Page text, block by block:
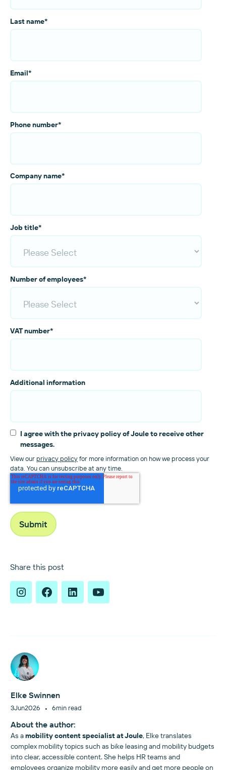
Last name*
Email*
Phone number*
Company name*
Job title*
Number of employees*
VAT number*
Additional information
I agree with the privacy policy of Joule to receive other
messages.
View our privacy policyfor more information on how we process your
data. You can unsubscribe at any time.
Share this post
Elke Swinnen
3Jun2026 • 6min read
About the author:
As amobility content specialist at Joule, Elke translates
complex mobility topics such as bike leasing and mobility budgets
into clear, accessible content. She helps HR teams and
employees organize mobility more easily and get more people on